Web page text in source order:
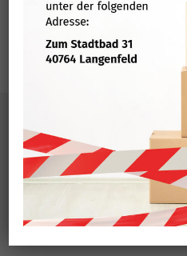
zur Terminvergabe
Zahnarztpraxis am Rathaus
Konrad-Adenauer-Platz 8
40764 Langenfeld
Tel.:021 73 / 80 444